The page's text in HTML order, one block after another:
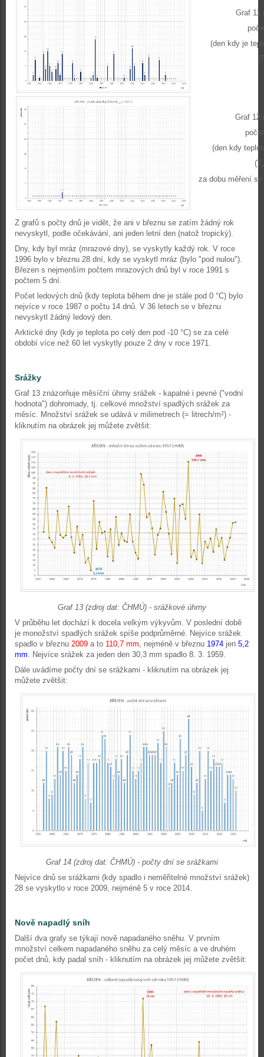
Graf 11
(den kdy je
(T
Graf 12
(den kdy
(T
za dobu měření
Z grafů s počty dnů je vidět, že ani v březnu se zatím žádný rok
nevyskytl, podle očekávání, ani jeden letní den (natož tropický).
Dny, kdy byl mráz (mrazové dny), se vyskytly každý rok. V roce
1996 bylo v březnu 28 dní, kdy se vyskytl mráz (bylo "pod nulou").
Březen s nejmenším počtem mrazových dnů byl v roce 1991 s
počtem 5 dní.
Počet ledových dnů (kdy teplota během dne je stále pod 0 °C) bylo
nejvíce v roce 1987 o počtu 14 dnů. V 36 letech se v březnu
nevyskytl žádný ledový den.
Arktické dny (kdy je teplota po celý den pod -10 °C) se za celé
období více než 60 let vyskytly pouze 2 dny v roce 1971.
Srážky
Graf 13 znázorňuje měsíční úhrny srážek - kapalné i pevné ("vodní
hodnota") dohromady, tj. celkové množství spadlých srážek za
měsíc. Množství srážek se udává v milimetrech (= litrech/m2) -
kliknutím na obrázek jej můžete zvětšit:
Graf 13 (zdroj dat: ČHMÚ) - srážkové úhrny
V průběhu let dochází k docela velkým výkyvům. V poslední době
je monožství spadlých srážek spíše podprůměrné. Nejvíce srážek
spadlo v březnu 2009 a to 110,7 mm, nejméně v březnu 1974 jen 5,2
mm. Nejvíce srážek za jeden den 30,3 mm spadlo 8. 3. 1959.
Dále uvádíme počty dní se srážkami - kliknutím na obrázek jej
můžete zvětšit:
Graf 14 (zdroj dat: ČHMÚ) - počty dní se srážkami
Nejvíce dnů se srážkami (kdy spadlo i neměřitelné množství srážek)
28 se vyskytlo v roce 2009, nejméně 5 v roce 2014.
Nově napadlý sníh
Další dva grafy se týkají nově napadaného sněhu. V prvním
množství celkem napadaného sněhu za celý měsíc a ve druhém
počet dnů, kdy padal sníh - kliknutím na obrázek jej můžete zvětšit: